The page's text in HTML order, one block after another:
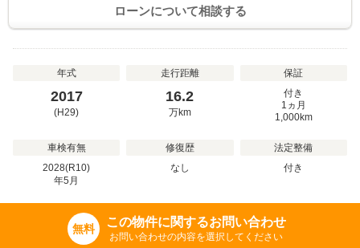
ローンについて相談する
年式
2017
(H29)
走行距離
16.2
万km
保証
付き
1ヵ月
1,000km
車検有無
2028(R10)
年5 月
修復歴
なし
法定整備
付き
無料 この物件に関するお問い合わせ
お問い合わせの内容を選択してください